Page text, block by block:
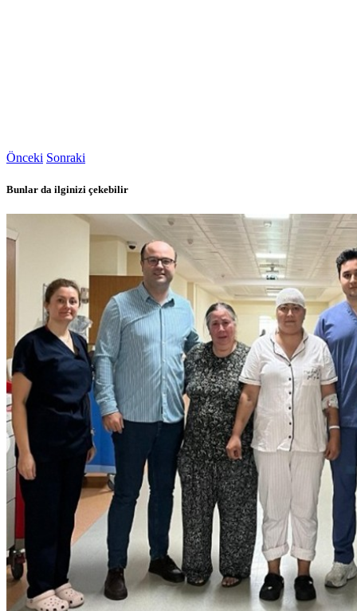
Önceki Sonraki
Bunlar da ilginizi çekebilir